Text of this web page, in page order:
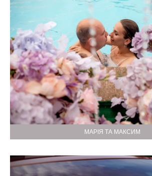
МАРІЯ ТА МАКСИМ